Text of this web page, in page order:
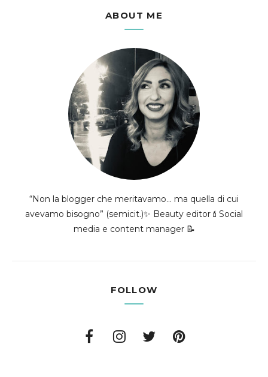
ABOUT ME
“Non la blogger che meritavamo... ma quella di cui
avevamo bisogno” (semicit.)✨ Beauty editor💄Social
media e content manager 📝
FOLLOW